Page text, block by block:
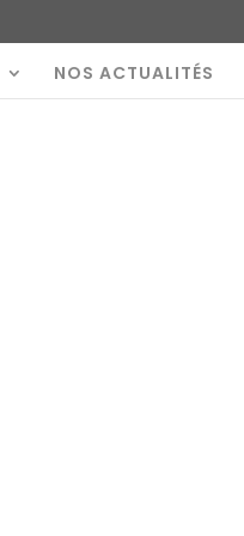
NOS ACTUALITÉS